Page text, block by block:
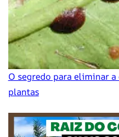
O segredo para eliminar
plantas